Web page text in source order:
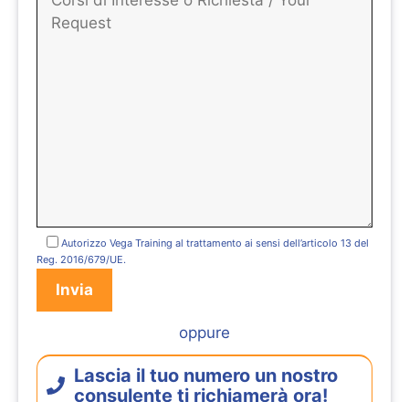
Autorizzo Vega Training al trattamento ai sensi dell’articolo 13 del
Reg. 2016/679/UE.
oppure
Lascia il tuo numero un nostro
consulente ti richiamerà ora!